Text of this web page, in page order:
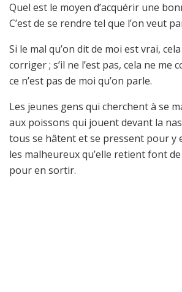
Quel est le moyen d’acquérir une
C’est de se rendre tel que l’on veut
Si le mal qu’on dit de moi est vrai,
corriger ; s’il ne l’est pas, cela ne me
ce n’est pas de moi qu’on parle.
Les jeunes gens qui cherchent à se
aux poissons qui jouent devant la
tous se hâtent et se pressent pour y
les malheureux qu’elle retient font
pour en sortir.